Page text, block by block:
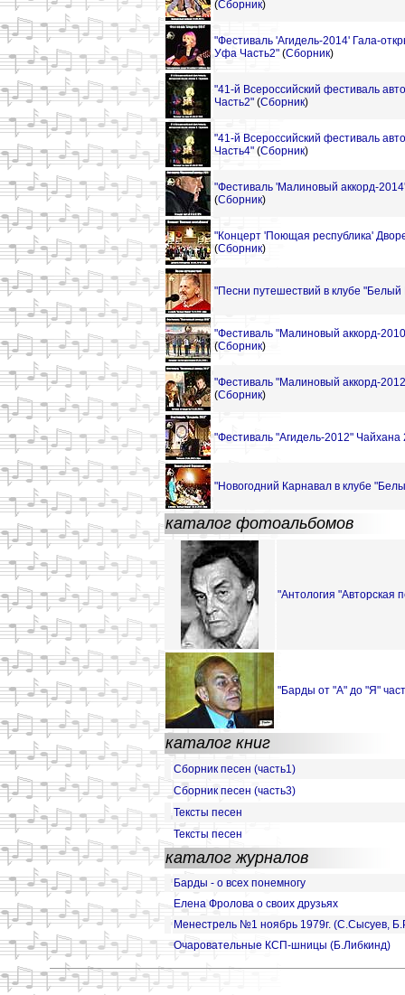
(Сборник)
"Фестиваль 'Агидель-2014' Гала-
Уфа Часть2" (Сборник)
"41-й Всероссийский фестиваль
Часть2" (Сборник)
"41-й Всероссийский фестиваль
Часть4" (Сборник)
"Фестиваль 'Малиновый аккорд-
(Сборник)
"Концерт 'Поющая республика'
(Сборник)
"Песни путешествий в клубе
"Фестиваль "Малиновый аккорд-
(Сборник)
"Фестиваль "Малиновый аккорд-
(Сборник)
"Фестиваль "Агидель-2012" Чайхана
"Новогодний Карнавал в клубе
каталог фотоальбомов
"Антология "Aвторская
"Барды от "А" до "Я"
каталог книг
Сборник песен (часть1)
Сборник песен (часть3)
Тексты песен
Тексты песен
каталог журналов
Барды - о всех понемногу
Елена Фролова о своих друзьях
Менестрель №1 ноябрь 1979г. (С.Сысуев,
Очаровательные КСП-шницы (Б.Либкинд)